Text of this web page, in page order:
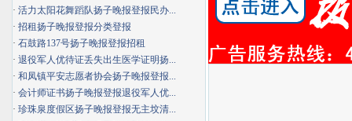
· 活力太阳花舞蹈队扬子晚报登报民办...
· 招租扬子晚报登报分类登报
· 石鼓路137号扬子晚报登报招租
· 退役军人优待证丢失出生医学证明扬...
· 和凤镇平安志愿者协会扬子晚报登报...
· 会计师证书扬子晚报登报退役军人优...
· 珍珠泉度假区扬子晚报登报无主坟清...